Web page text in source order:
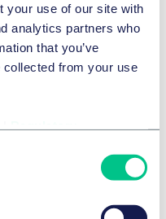
your use of our site with
analytics partners who
that you’ve
collected from your use
Bussche, LL.M.
Pieper, LL.M.
IT-
denn je
2022